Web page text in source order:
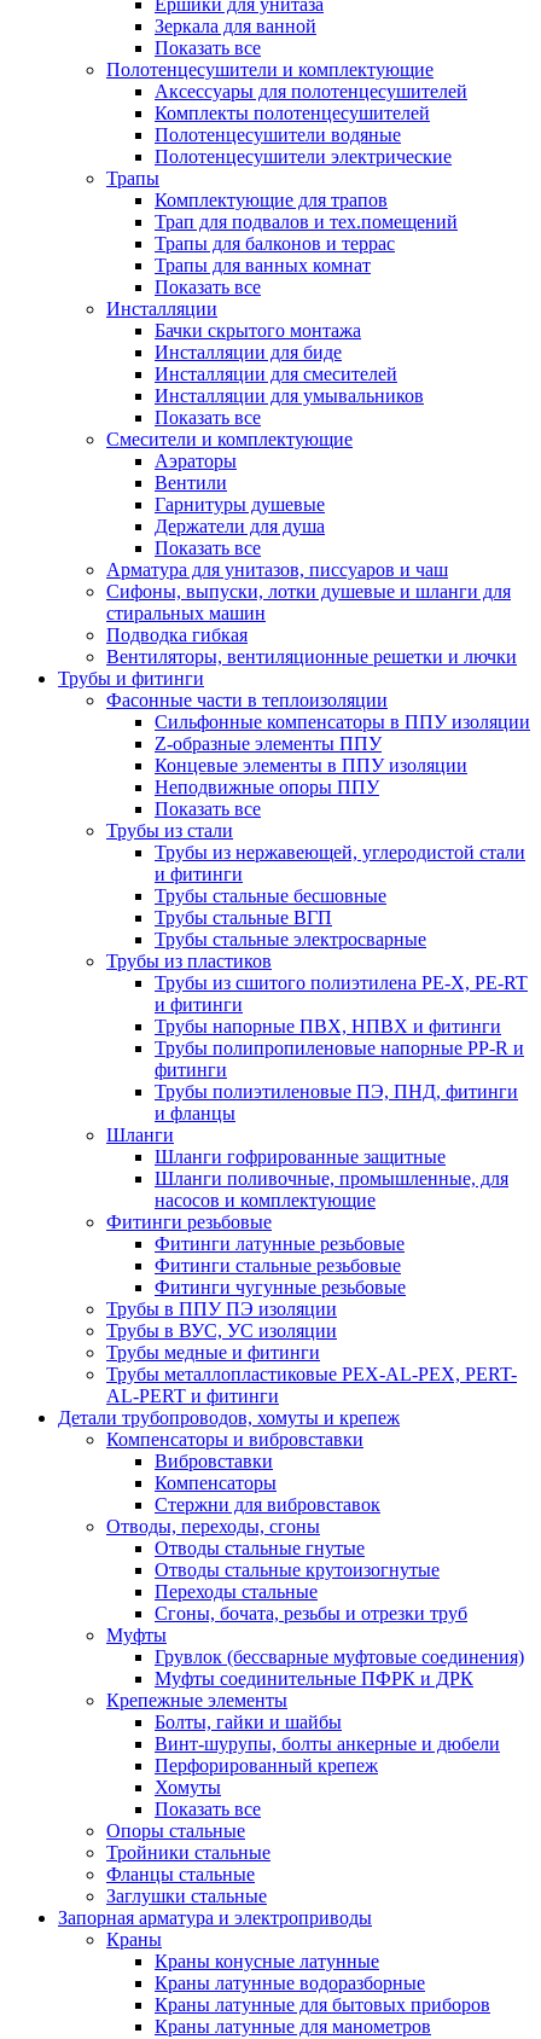
Ершики для унитаза
Зеркала для ванной
Показать все
Полотенцесушители и комплектующие
Аксессуары для полотенцесушителей
Комплекты полотенцесушителей
Полотенцесушители водяные
Полотенцесушители электрические
Трапы
Комплектующие для трапов
Трап для подвалов и тех.помещений
Трапы для балконов и террас
Трапы для ванных комнат
Показать все
Инсталляции
Бачки скрытого монтажа
Инсталляции для биде
Инсталляции для смесителей
Инсталляции для умывальников
Показать все
Смесители и комплектующие
Аэраторы
Вентили
Гарнитуры душевые
Держатели для душа
Показать все
Арматура для унитазов, писсуаров и чаш
Сифоны, выпуски, лотки душевые и шланги для
стиральных машин
Подводка гибкая
Вентиляторы, вентиляционные решетки и лючки
Трубы и фитинги
Фасонные части в теплоизоляции
Cильфонные компенсаторы в ППУ изоляции
Z-образные элементы ППУ
Концевые элементы в ППУ изоляции
Неподвижные опоры ППУ
Показать все
Трубы из стали
Трубы из нержавеющей, углеродистой стали
и фитинги
Трубы стальные бесшовные
Трубы стальные ВГП
Трубы стальные электросварные
Трубы из пластиков
Трубы из сшитого полиэтилена PE-X, PE-RT
и фитинги
Трубы напорные ПВХ, НПВХ и фитинги
Трубы полипропиленовые напорные PP-R и
фитинги
Трубы полиэтиленовые ПЭ, ПНД, фитинги
и фланцы
Шланги
Шланги гофрированные защитные
Шланги поливочные, промышленные, для
насосов и комплектующие
Фитинги резьбовые
Фитинги латунные резьбовые
Фитинги стальные резьбовые
Фитинги чугунные резьбовые
Трубы в ППУ ПЭ изоляции
Трубы в ВУС, УС изоляции
Трубы медные и фитинги
Трубы металлопластиковые PEX-AL-PEX, PERT-
AL-PERT и фитинги
Детали трубопроводов, хомуты и крепеж
Компенсаторы и вибровставки
Вибровставки
Компенсаторы
Стержни для вибровставок
Отводы, переходы, сгоны
Отводы стальные гнутые
Отводы стальные крутоизогнутые
Переходы стальные
Сгоны, бочата, резьбы и отрезки труб
Муфты
Грувлок (бессварные муфтовые соединения)
Муфты соединительные ПФРК и ДРК
Крепежные элементы
Болты, гайки и шайбы
Винт-шурупы, болты анкерные и дюбели
Перфорированный крепеж
Хомуты
Показать все
Опоры стальные
Тройники стальные
Фланцы стальные
Заглушки стальные
Запорная арматура и электроприводы
Краны
Краны конусные латунные
Краны латунные водоразборные
Краны латунные для бытовых приборов
Краны латунные для манометров